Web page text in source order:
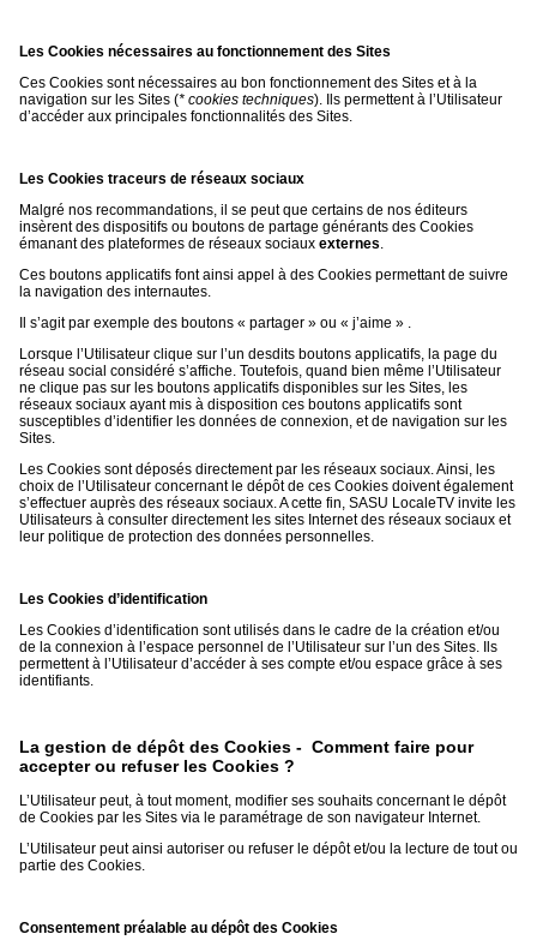
Les Cookies nécessaires au fonctionnement des Sites
Ces Cookies sont nécessaires au bon fonctionnement des Sites et à la
navigation sur les Sites (* cookies techniques). Ils permettent à l’Utilisateur
d’accéder aux principales fonctionnalités des Sites.
Les Cookies traceurs de réseaux sociaux
Malgré nos recommandations, il se peut que certains de nos éditeurs
insèrent des dispositifs ou boutons de partage générants des Cookies
émanant des plateformes de réseaux sociaux externes.
Ces boutons applicatifs font ainsi appel à des Cookies permettant de suivre
la navigation des internautes.
Il s’agit par exemple des boutons « partager » ou « j’aime » .
Lorsque l’Utilisateur clique sur l’un desdits boutons applicatifs, la page du
réseau social considéré s’affiche. Toutefois, quand bien même l’Utilisateur
ne clique pas sur les boutons applicatifs disponibles sur les Sites, les
réseaux sociaux ayant mis à disposition ces boutons applicatifs sont
susceptibles d’identifier les données de connexion, et de navigation sur les
Sites.
Les Cookies sont déposés directement par les réseaux sociaux. Ainsi, les
choix de l’Utilisateur concernant le dépôt de ces Cookies doivent également
s’effectuer auprès des réseaux sociaux. A cette fin, SASU LocaleTV invite les
Utilisateurs à consulter directement les sites Internet des réseaux sociaux et
leur politique de protection des données personnelles.
Les Cookies d’identification
Les Cookies d’identification sont utilisés dans le cadre de la création et/ou
de la connexion à l’espace personnel de l’Utilisateur sur l’un des Sites. Ils
permettent à l’Utilisateur d’accéder à ses compte et/ou espace grâce à ses
identifiants.
La gestion de dépôt des Cookies - Comment faire pour
accepter ou refuser les Cookies ?
L’Utilisateur peut, à tout moment, modifier ses souhaits concernant le dépôt
de Cookies par les Sites via le paramétrage de son navigateur Internet.
L’Utilisateur peut ainsi autoriser ou refuser le dépôt et/ou la lecture de tout ou
partie des Cookies.
Consentement préalable au dépôt des Cookies